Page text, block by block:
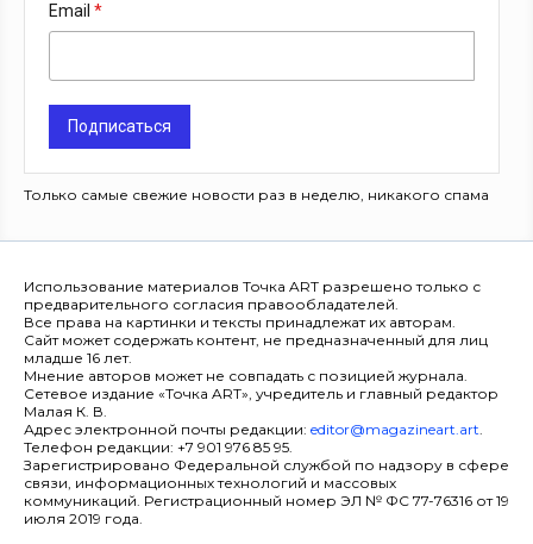
Email
Подписаться
Только самые свежие новости раз в неделю, никакого спама
Использование материалов Точка ART разрешено только с
предварительного согласия правообладателей.
Все права на картинки и тексты принадлежат их авторам.
Сайт может содержать контент, не предназначенный для лиц
младше 16 лет.
Мнение авторов может не совпадать с позицией журнала.
Сетевое издание «Точка ART», учредитель и главный редактор
Малая К. В.
Адрес электронной почты редакции: editor@magazineart.art.
Телефон редакции: +7 901 976 85 95.
Зарегистрировано Федеральной службой по надзору в сфере
связи, информационных технологий и массовых
коммуникаций. Регистрационный номер ЭЛ № ФС 77-76316 от 19
июля 2019 года.